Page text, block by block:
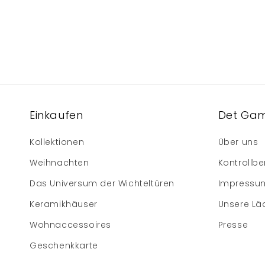
Einkaufen
Kollektionen
Weihnachten
Das Universum der Wichteltüren
Keramikhäuser
Wohnaccessoires
Geschenkkarte
Det
Über uns
Unsere
Presse